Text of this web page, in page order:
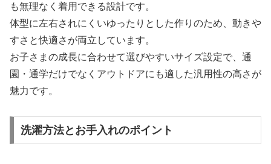
も無理なく着用できる設計です。
体型に左右されにくいゆったりとした作りのため、動きや
すさと快適さが両立しています。
お子さまの成長に合わせて選びやすいサイズ設定で、通
園・通学だけでなくアウトドアにも適した汎用性の高さが
魅力です。
洗濯方法とお手入れのポイント